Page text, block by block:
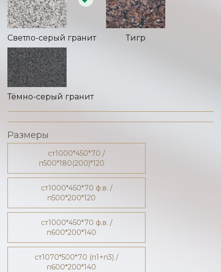
Светло-серый гранит Тигр
Тёмно-серый гранит
Размеры
ст1000*450*70 /
п500*180(200)*120
ст1000*450*70 ф.в. /
п500*200*120
ст1000*450*70 ф.в. /
п600*200*140
ст1070*500*70 (п1+п3) /
п600*200*140